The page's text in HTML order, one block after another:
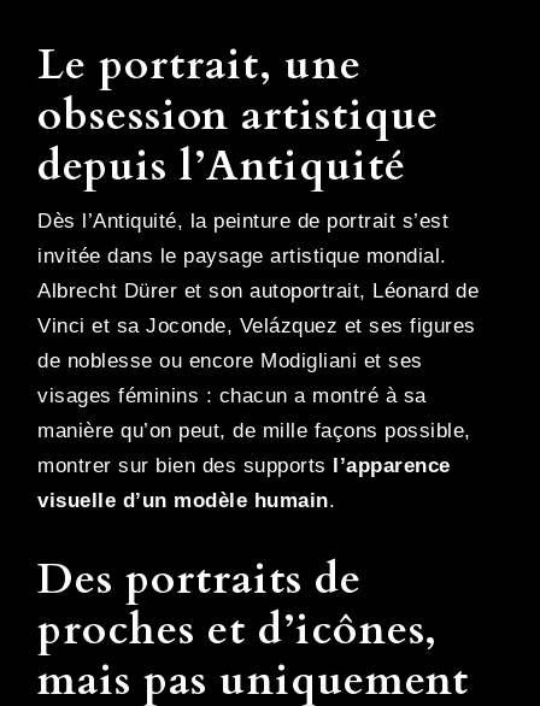
Le portrait, une
obsession artistique
depuis l’Antiquité
Dès l’Antiquité, la peinture de portrait s’est
invitée dans le paysage artistique mondial.
Albrecht Dürer et son autoportrait, Léonard de
Vinci et sa Joconde, Velázquez et ses figures
de noblesse ou encore Modigliani et ses
visages féminins : chacun a montré à sa
manière qu’on peut, de mille façons possible,
montrer sur bien des supports
l’apparence
visuelle d’un modèle humain.
Des portraits de
proches et d’icônes,
mais pas uniquement